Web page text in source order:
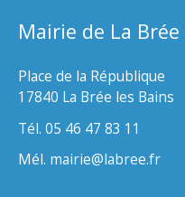
Mairie de La Brée
Place de la République
17840 La Brée les Bains
Tél. 05 46 47 83 11
Mél. mairie@labree.fr